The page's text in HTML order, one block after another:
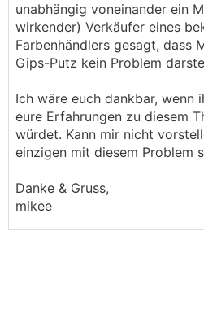
unabhängig voneinander ein
wirkender) Verkäufer eines
Farbenhändlers gesagt, dass
Gips-Putz kein Problem
Ich wäre euch dankbar, wenn
eure Erfahrungen zu diesem
würdet. Kann mir nicht
einzigen mit diesem Problem
Danke & Gruss,
mikee